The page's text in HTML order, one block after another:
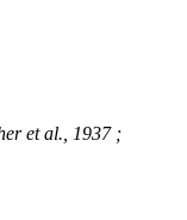
et al., 1937 ;